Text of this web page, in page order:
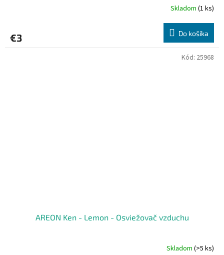
Skladom (1 ks)
€3 Do košíka
AREON Ken - Lemon - Osviežovač vzduchu
Skladom (>5 ks)
Kód: 25968